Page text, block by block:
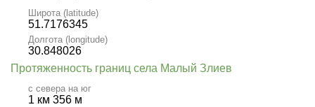
Широта (latitude)
51.7176345
Долгота (longitude)
30.848026
Протяженность границ села Малый Злиев
с севера на юг
1 км 356 м